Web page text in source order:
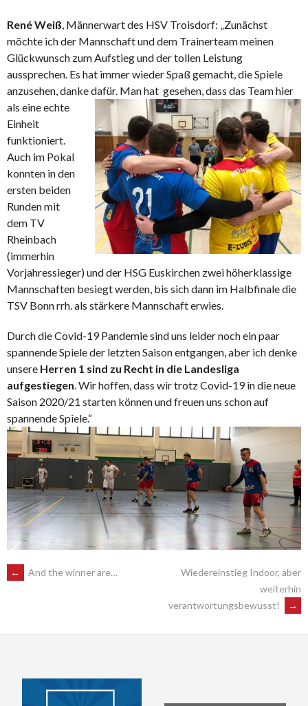
René Weiß, Männerwart des HSV Troisdorf: „Zunächst
möchte ich der Mannschaft und dem Trainerteam meinen
Glückwunsch zum Aufstieg und der tollen Leistung
aussprechen. Es hat immer wieder Spaß gemacht, die Spiele
anzusehen, danke dafür. Man hat gesehen, dass das Team hier
als eine echte
Einheit
funktioniert.
Auch im Pokal
konnten in den
ersten beiden
Runden mit
dem TV
Rheinbach
(immerhin
Vorjahressieger) und der HSG Euskirchen zwei höherklassige
Mannschaften besiegt werden, bis sich dann im Halbfinale die
TSV Bonn rrh. als stärkere Mannschaft erwies.
Durch die Covid-19 Pandemie sind uns leider noch ein paar
spannende Spiele der letzten Saison entgangen, aber ich denke
unsere Herren 1 sind zu Recht in die Landesliga
aufgestiegen. Wir hoffen, dass wir trotz Covid-19 in die neue
Saison 2020/21 starten können und freuen uns schon auf
spannende Spiele.“
POST
← And the winner are…
Wiedereinstieg Indoor, aber
weiterhin
verantwortungsbewusst!
→